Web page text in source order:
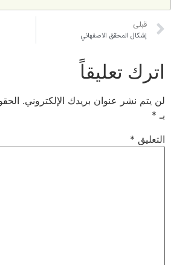
الاصفهاني دفاع
عنوان بريدك الإلكتروني. الحقول